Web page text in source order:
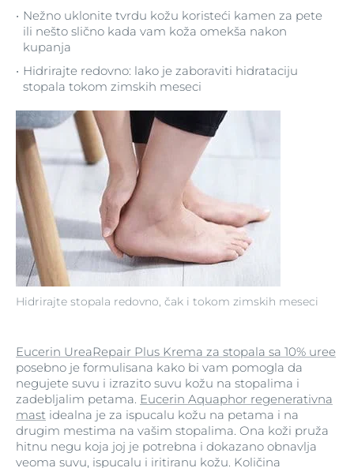
Hidrirajte stopala redovno, čak i tokom zimskih meseci
Nežno uklonite tvrdu kožu koristeći kamen za pete
ili nešto slično kada vam koža omekša nakon
kupanja
Hidrirajte redovno: lako je zaboraviti hidrataciju
stopala tokom zimskih meseci
Eucerin UreaRepair Plus Krema za stopala sa 10% uree
posebno je formulisana kako bi vam pomogla da
negujete suvu i izrazito suvu kožu na stopalima i
zadebljalim petama. Eucerin Aquaphor regenerativna
mast idealna je za ispucalu kožu na petama i na
drugim mestima na vašim stopalima. Ona koži pruža
hitnu negu koja joj je potrebna i dokazano obnavlja
veoma suvu, ispucalu i iritiranu kožu. Količina